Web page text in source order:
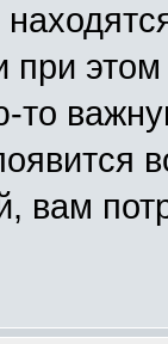
то
вам